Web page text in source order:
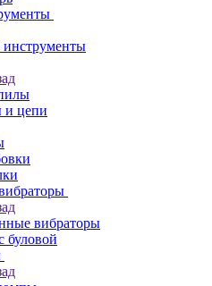
цепи
вибраторы
буловой